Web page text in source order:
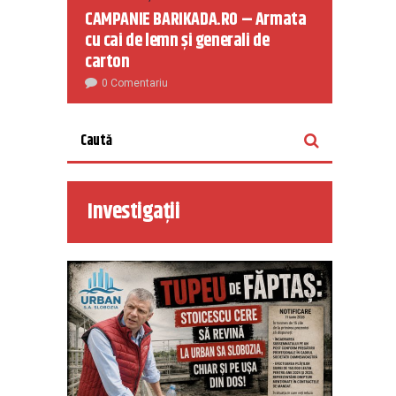
CAMPANIE BARIKADA.RO – Armata
cu cai de lemn și generali de
carton
0 Comentariu
Investigații